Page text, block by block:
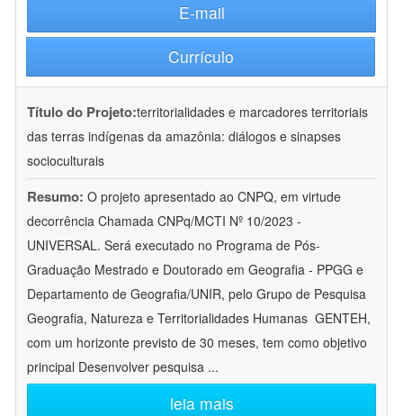
E-mail
Currículo
Título do Projeto:territorialidades e marcadores territoriais
das terras indígenas da amazônia: diálogos e sinapses
socioculturais
Resumo: O projeto apresentado ao CNPQ, em virtude
decorrência Chamada CNPq/MCTI Nº 10/2023 -
UNIVERSAL. Será executado no Programa de Pós-
Graduação Mestrado e Doutorado em Geografia - PPGG e
Departamento de Geografia/UNIR, pelo Grupo de Pesquisa
Geografia, Natureza e Territorialidades Humanas  GENTEH,
com um horizonte previsto de 30 meses, tem como objetivo
principal Desenvolver pesquisa ...
leia mais